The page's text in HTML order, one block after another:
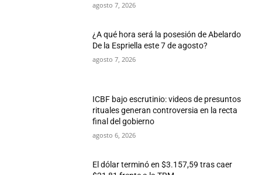
agosto 7, 2026
¿A qué hora será la posesión de Abelardo
De la Espriella este 7 de agosto?
agosto 7, 2026
ICBF bajo escrutinio: videos de presuntos
rituales generan controversia en la recta
final del gobierno
agosto 6, 2026
El dólar terminó en $3.157,59 tras caer